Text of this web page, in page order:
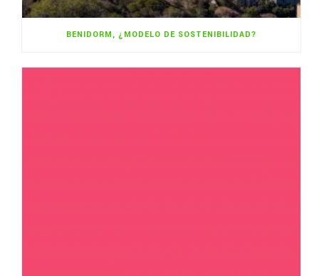
BENIDORM, ¿MODELO DE SOSTENIBILIDAD?